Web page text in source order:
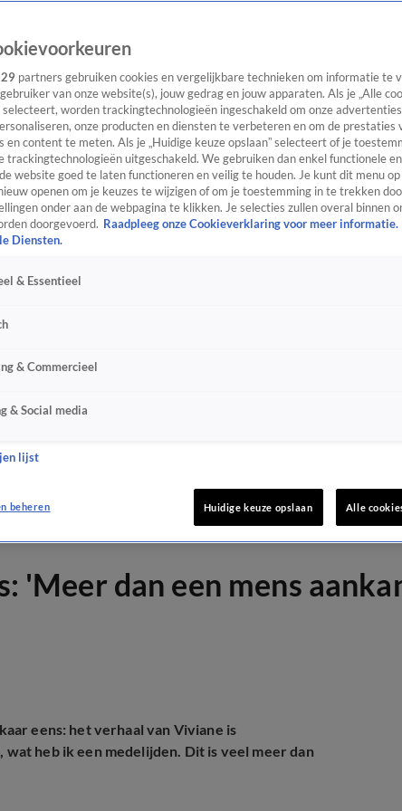
'Meer dan een mens
eens: het verhaal van Viviane is
heb ik een medelijden. Dit is veel meer dan
29 partners gebruiken cookies en vergelijkbare technieken om informatie te
van onze website(s), jouw gedrag en jouw apparaten. Als je „Alle
selecteert, worden trackingtechnologieën ingeschakeld om onze
onze producten en diensten te verbeteren en om de prestaties
en content te meten. Als je „Huidige keuze opslaan” selecteert of je
trackingtechnologieën uitgeschakeld. We gebruiken dan enkel functionele
website goed te laten functioneren en veilig te houden. Je kunt dit menu
openen om je keuzes te wijzigen of om je toestemming in te trekken
onder aan de webpagina te klikken. Je selecties zullen overal binnen
doorgevoerd. Raadpleeg onze Cookieverklaring voor meer informatie.
Diensten.
& Essentieel
& Commercieel
& Social media
lijst
beheren Huidige keuze opslaan Alle